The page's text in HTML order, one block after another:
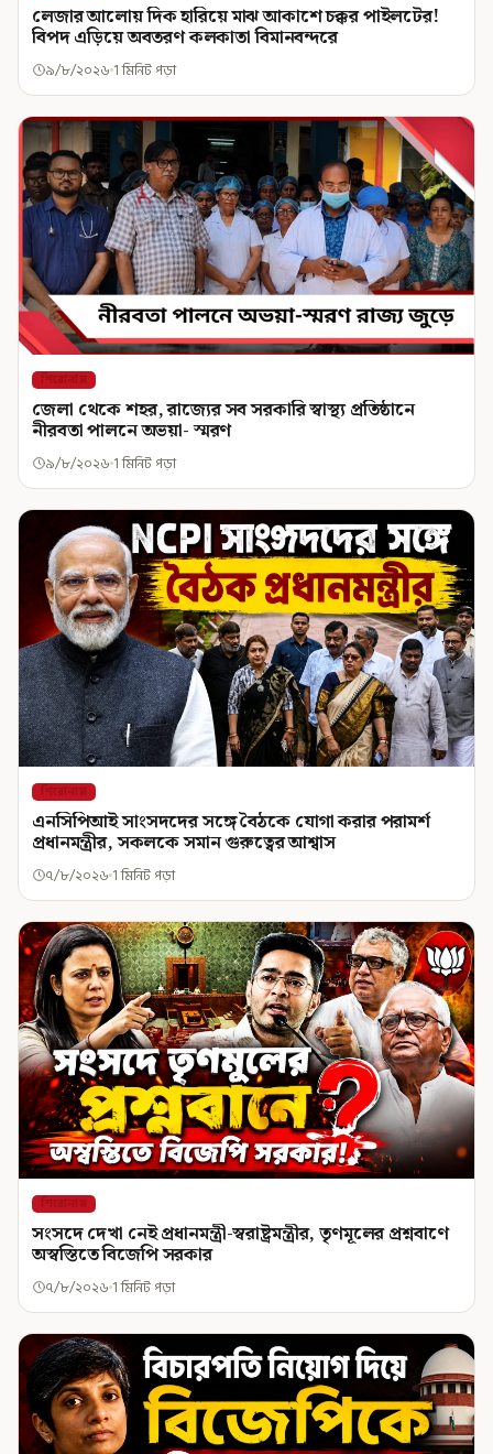
লেজার আলোয় দিক হারিয়ে মাঝ আকাশে চক্কর পাইলটের!
বিপদ এড়িয়ে অবতরণ কলকাতা বিমানবন্দরে
৯/৮/২০২৬ 1 মিনিট পড়া
শিরোনাম
জেলা থেকে শহর, রাজ্যের সব সরকারি স্বাস্থ্য প্রতিষ্ঠানে
নীরবতা পালনে অভয়া- স্মরণ
৯/৮/২০২৬ 1 মিনিট পড়া
শিরোনাম
এনসিপিআই সাংসদদের সঙ্গে বৈঠকে যোগা করার পরামর্শ
প্রধানমন্ত্রীর, সকলকে সমান গুরুত্বের আশ্বাস
৭/৮/২০২৬ 1 মিনিট পড়া
শিরোনাম
সংসদে দেখা নেই প্রধানমন্ত্রী-স্বরাষ্ট্রমন্ত্রীর, তৃণমূলের প্রশ্নবাণে
অস্বস্তিতে বিজেপি সরকার
৭/৮/২০২৬ 1 মিনিট পড়া